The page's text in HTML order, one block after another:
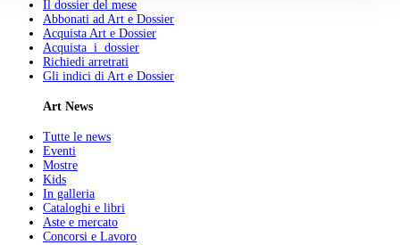
Il dossier del mese
Abbonati ad Art e Dossier
Acquista Art e Dossier
Acquista i dossier
Richiedi arretrati
Gli indici di Art e Dossier
Art News
Tutte le news
Eventi
Mostre
Kids
In galleria
Cataloghi e libri
Aste e mercato
Concorsi e Lavoro